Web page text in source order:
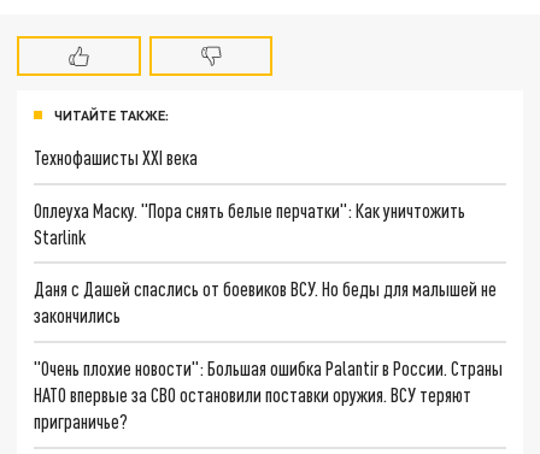
ЧИТАЙТЕ ТАКЖЕ:
Технофашисты XXI века
Оплеуха Маску. "Пора снять белые перчатки": Как уничтожить
Starlink
Даня с Дашей спаслись от боевиков ВСУ. Но беды для малышей не
закончились
"Очень плохие новости": Большая ошибка Palantir в России. Страны
НАТО впервые за СВО остановили поставки оружия. ВСУ теряют
приграничье?